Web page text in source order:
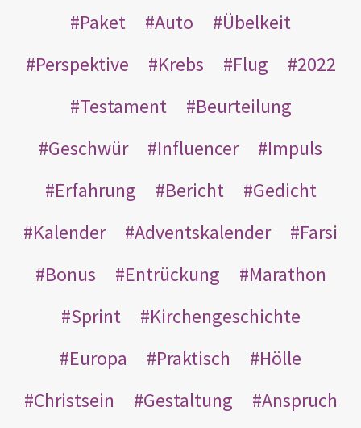
Paket
Auto
Übelkeit
Perspektive
Krebs Flug
2022
Testament
Beurteilung
Geschwür
Influencer
Impuls
Erfahrung
Bericht
Gedicht
Kalender
Adventskalender
Farsi
Bonus
Entrückung
Marathon
Sprint
Kirchengeschichte
Europa
Praktisch
Hölle
Christsein
Gestaltung
Anspruch